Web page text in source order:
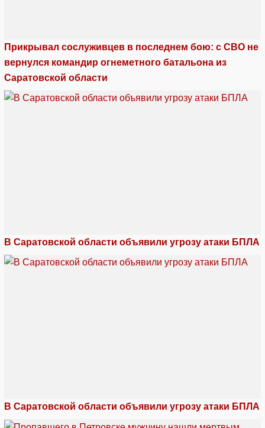
Прикрывал сослуживцев в последнем бою: с СВО не
вернулся командир огнеметного батальона из
Саратовской области
В Саратовской области объявили угрозу атаки БПЛА
В Саратовской области объявили угрозу атаки БПЛА